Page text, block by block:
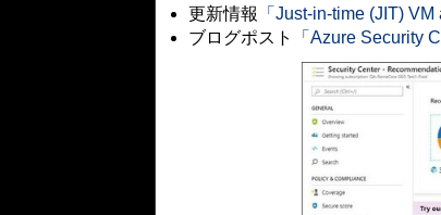
更新情報 「Just-in-time (JIT)
ブログポスト
「Azure Security